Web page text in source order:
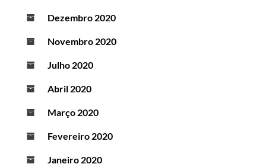
Dezembro 2020
Novembro 2020
Julho 2020
Abril 2020
Março 2020
Fevereiro 2020
Janeiro 2020